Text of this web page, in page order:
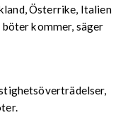
Österrike, Italien
kommer, säger